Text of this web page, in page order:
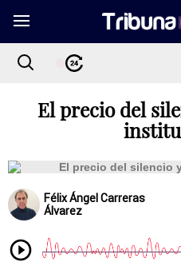
El precio del
Félix Ángel Carreras
Álvarez